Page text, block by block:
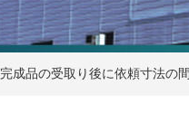
完成品の受取り後に依頼寸法の